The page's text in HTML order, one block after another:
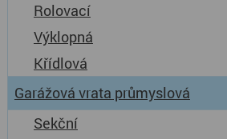
Rolovací
Výklopná
Křídlová
Garážová vrata průmyslová
Sekční